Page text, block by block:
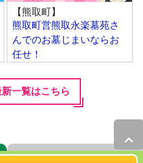
【熊取町】
熊取町営熊取永楽墓苑さ
んでのお墓じまいならお
任せ！
一覧はこちら